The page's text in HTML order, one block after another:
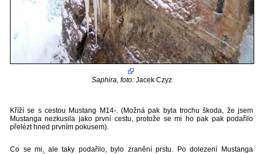
Saphira, foto: Jacek Czyz
Kříží se s cestou Mustang M14-. (Možná pak byla trochu škoda, že jsem
Mustanga nezkusila jako první cestu, protože se mi ho pak pak podařilo
přelézt hned prvním pokusem).
Co se mi, ale taky podařilo, bylo zranění prstu. Po dolezení Mustanga